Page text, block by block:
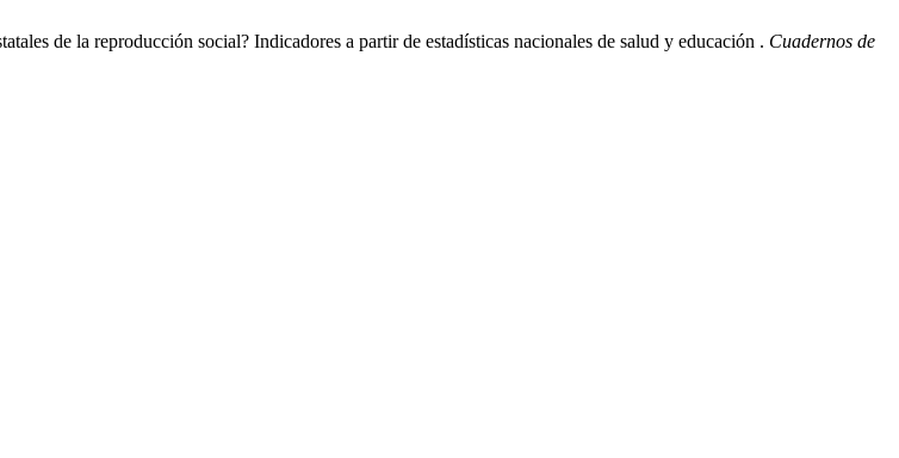
de la reproducción social? Indicadores a partir de estadísticas nacionales de salud y educación . Cuadernos de